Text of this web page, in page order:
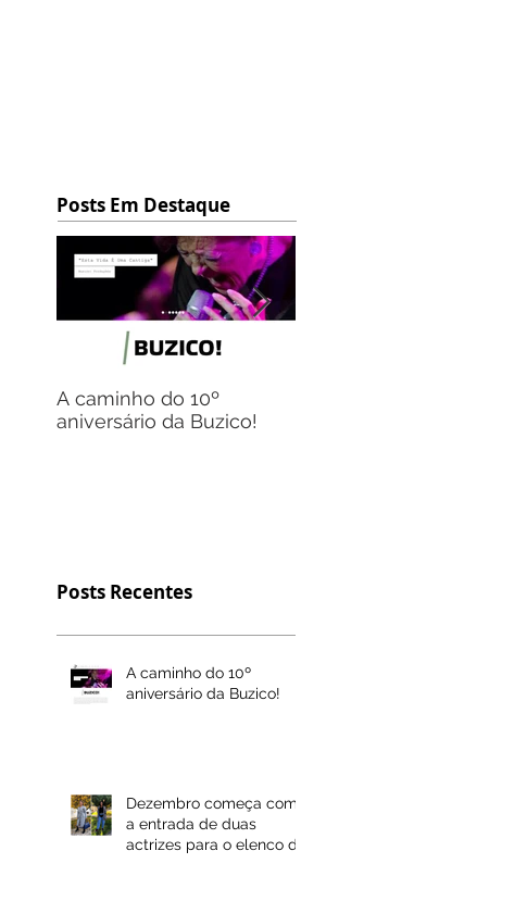
Posts Em Destaque
A caminho do 10º
aniversário da Buzico!
Posts Recentes
A caminho do 10º
aniversário da Buzico!
Dezembro começa com
a entrada de duas
actrizes para o elenco da